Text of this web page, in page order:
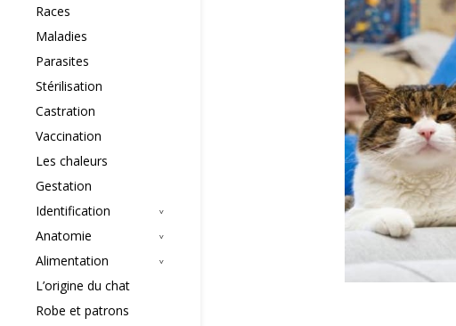
Races
Maladies
Parasites
Stérilisation
Castration
Vaccination
Les chaleurs
Gestation
Identification
Anatomie
Alimentation
L’origine du chat
Robe et patrons